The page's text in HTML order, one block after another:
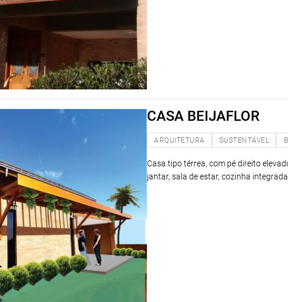
CASA BEIJAFLOR
ARQUITETURA SUSTENTÁVEL
Casa tipo térrea, com pé direito
jantar, sala de estar, cozinha